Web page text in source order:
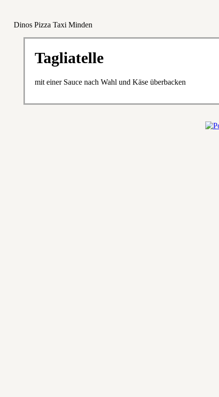
Dinos Pizza Taxi Minden
Tagliatelle
mit einer Sauce nach Wahl und Käse überbacken